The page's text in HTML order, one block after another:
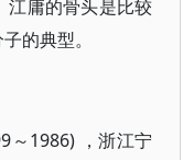
江庸的骨头是比较
的典型。
～1986) ，浙江宁